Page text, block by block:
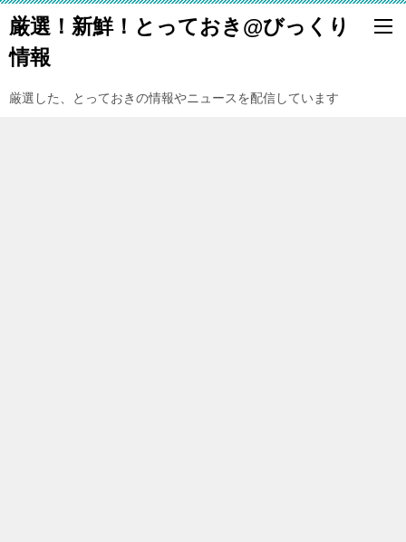
厳選！新鮮！とっておき@びっくり
情報
厳選した、とっておきの情報やニュースを配信しています